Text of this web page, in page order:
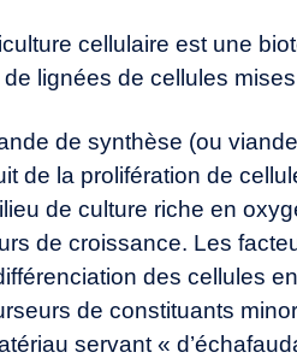
cellulaire est une
de lignées de cellules
de synthèse (ou
de la prolifération de
de culture riche en
de croissance. Les
des cellules
de constituants
servant «